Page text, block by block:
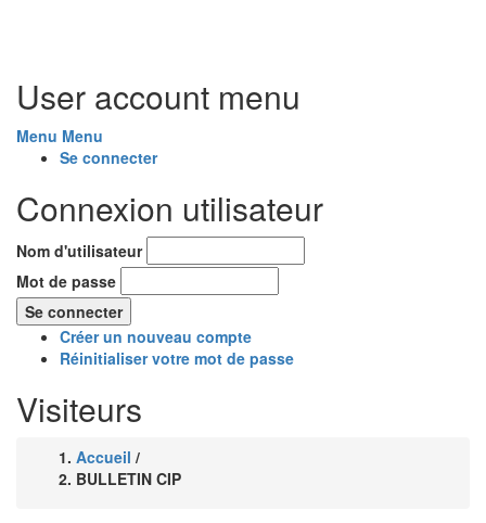
User account menu
Menu Menu
Se connecter
Connexion utilisateur
Nom d'utilisateur
Mot de passe
Créer un nouveau compte
Réinitialiser votre mot de passe
Visiteurs
Fil
Accueil /
BULLETIN CIP